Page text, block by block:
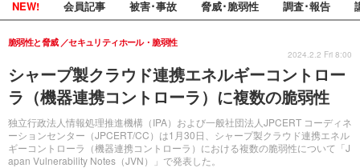
NEW! 会員記事 被害･事故 脅威･脆弱性 調査･報告
シャープ製クラウド連携エネルギーコントロー
ラ（機器連携コントローラ）に複数の脆弱性
独立行政法人情報処理推進機構（IPA）および一般社団法人JPCERT コーディネ
ーションセンター（JPCERT/CC）は1月30日、シャープ製クラウド連携エネル
ギーコントローラ（機器連携コントローラ）における複数の脆弱性について「J
apan Vulnerability Notes（JVN）」で発表した。
脆弱性と脅威 セキュリティホール・脆弱性
2024.2.2 Fri 8:00